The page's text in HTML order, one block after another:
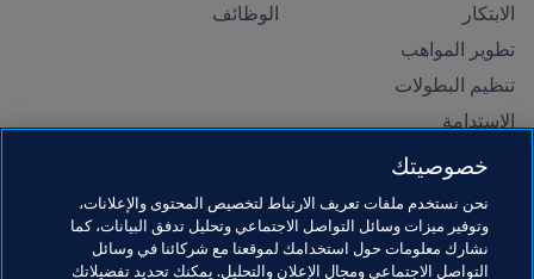
الابتكار
تطوير المواهب
تنظيم البطولات
الاستدامة
حقوق الإنسان ومناهضة التمييز
المبادرات التعليمية
الوظائف
خصوصيتك
نحن نستخدم ملفات تعريف الارتباط لتخصيص المحتوى والإعلانات،
وتوفير ميزات وسائل التواصل الاجتماعي وتحليل تدفق البيانات، كما
نشارك معلومات حول استخدامك لموقعنا مع شركائنا في وسائل
التواصل الاجتماعي ومجال الإعلان والتحليل. يمكنك تحديد تفضيلاتك